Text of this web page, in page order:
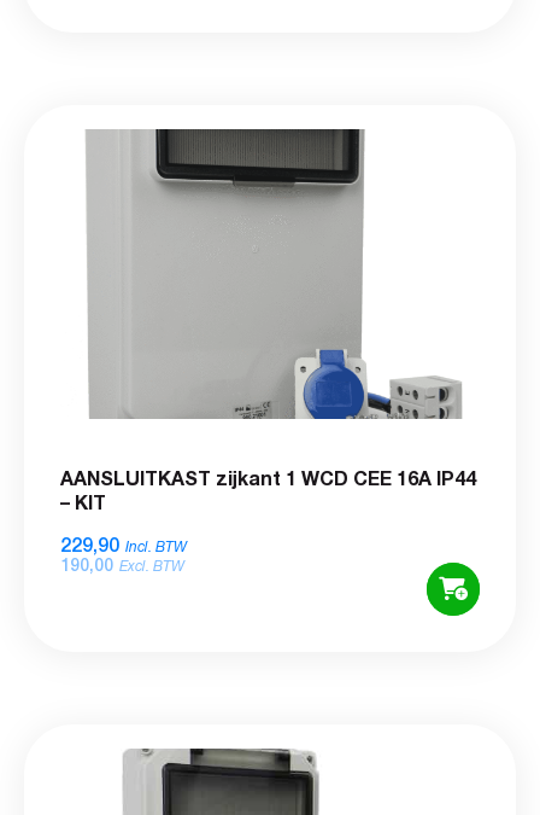
AANSLUITKAST zijkant 1 WCD CEE 16A IP44
– KIT
229,90 Incl. BTW
190,00 Excl. BTW